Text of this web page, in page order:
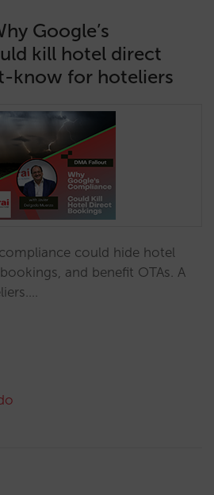
Google’s
kill hotel direct
know for hoteliers
could hide hotel
and benefit OTAs. A